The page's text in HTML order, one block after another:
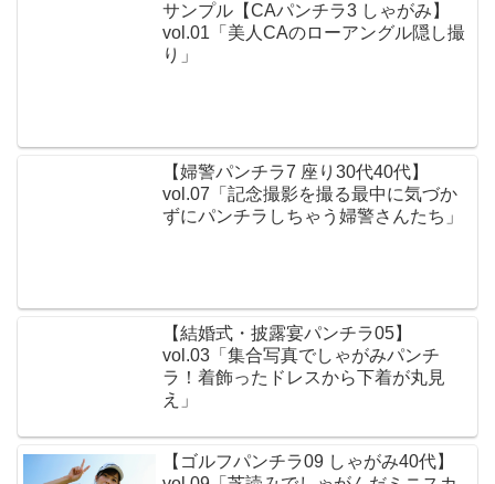
サンプル【CAパンチラ3 しゃがみ】
vol.01「美人CAのローアングル隠し撮
り」
【婦警パンチラ7 座り30代40代】
vol.07「記念撮影を撮る最中に気づか
ずにパンチラしちゃう婦警さんたち」
【結婚式・披露宴パンチラ05】
vol.03「集合写真でしゃがみパンチ
ラ！着飾ったドレスから下着が丸見
え」
【ゴルフパンチラ09 しゃがみ40代】